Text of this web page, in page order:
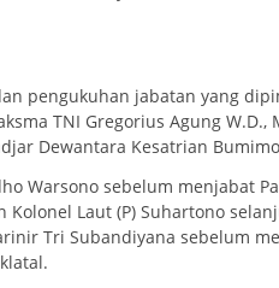
pengukuhan jabatan yang
TNI Gregorius Agung
Dewantara Kesatrian
Warsono sebelum menjabat
Kolonel Laut (P) Suhartono
Tri Subandiyana sebelum